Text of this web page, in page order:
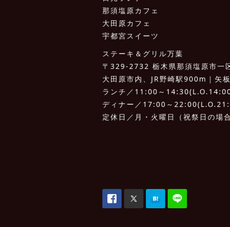
那須塩原カフェ
大田原カフェ
宇都宮スイーツ
ステーキ＆グリル万葉
〒329-2732 栃木県那須塩原市一
大田原市内、JR野崎駅900m｜
ランチ／11:00～
ディナー／17:00～
定休日／月・火曜日（祝祭日の場